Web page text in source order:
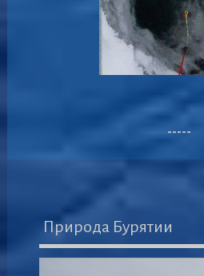
-----
Природа Бурятии